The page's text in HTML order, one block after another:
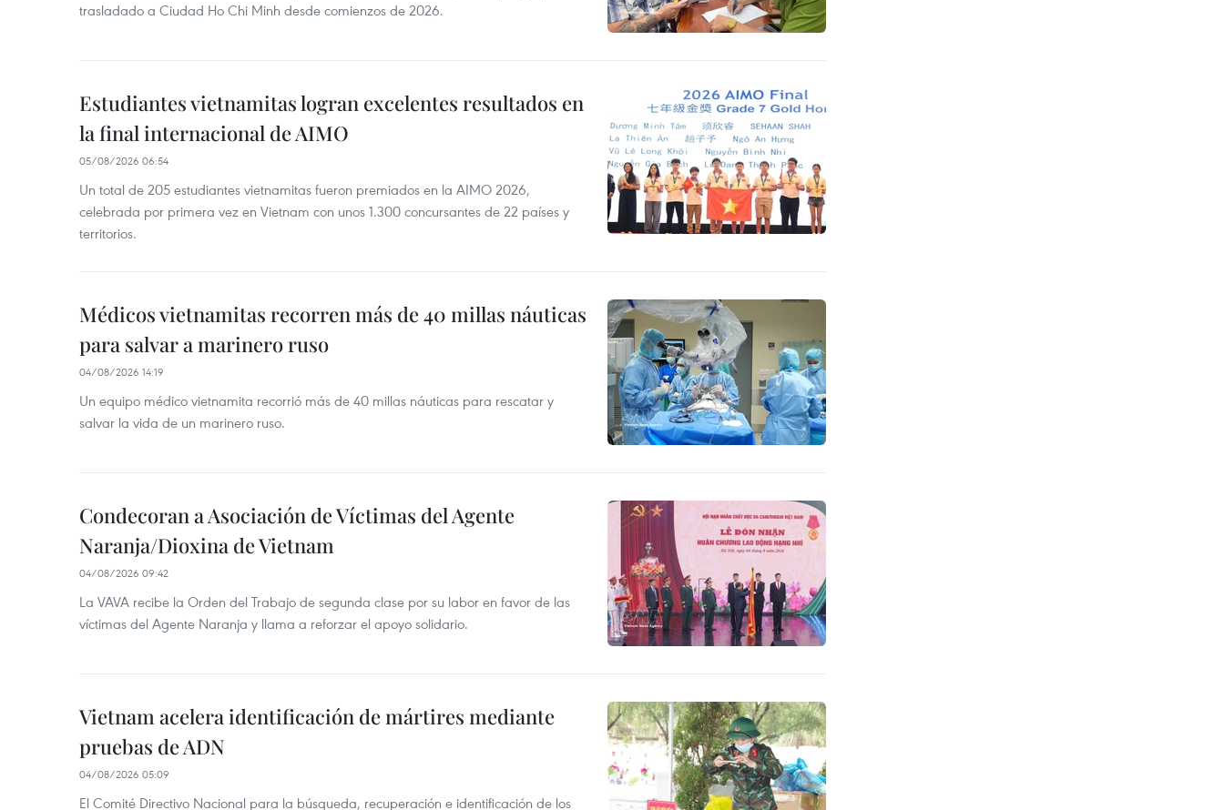
trasladado a Ciudad Ho Chi Minh desde comienzos de 2026.
Estudiantes vietnamitas logran excelentes resultados en
la final internacional de AIMO
05/08/2026 06:54
Un total de 205 estudiantes vietnamitas fueron premiados en la AIMO 2026,
celebrada por primera vez en Vietnam con unos 1.300 concursantes de 22 países y
territorios.
Médicos vietnamitas recorren más de 40 millas náuticas
para salvar a marinero ruso
04/08/2026 14:19
Un equipo médico vietnamita recorrió más de 40 millas náuticas para rescatar y
salvar la vida de un marinero ruso.
Condecoran a Asociación de Víctimas del Agente
Naranja/Dioxina de Vietnam
04/08/2026 09:42
La VAVA recibe la Orden del Trabajo de segunda clase por su labor en favor de las
víctimas del Agente Naranja y llama a reforzar el apoyo solidario.
Vietnam acelera identificación de mártires mediante
pruebas de ADN
04/08/2026 05:09
El Comité Directivo Nacional para la búsqueda, recuperación e identificación de los